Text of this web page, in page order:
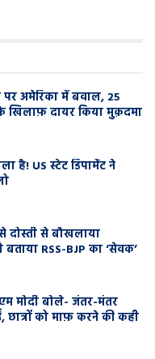
पर अमेरिका में बवाल, 25
खिलाफ़ दायर किया मुक़दमा
है! US स्टेट डिपार्मेंट ने
दोस्ती से बौखलाया
बताया RSS-BJP का ‘सेवक’
मोदी बोले- जंतर-मंतर
छात्रों को माफ़ करने की कही